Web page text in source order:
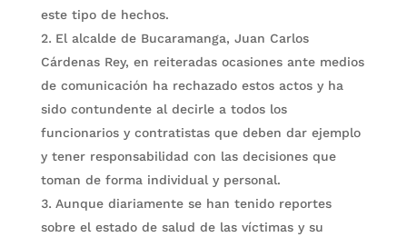
este tipo de hechos.
El alcalde de Bucaramanga, Juan Carlos
Cárdenas Rey, en reiteradas ocasiones ante medios
de comunicación ha rechazado estos actos y ha
sido contundente al decirle a todos los
funcionarios y contratistas que deben dar ejemplo
y tener responsabilidad con las decisiones que
toman de forma individual y personal.
Aunque diariamente se han tenido reportes
sobre el estado de salud de las víctimas y su